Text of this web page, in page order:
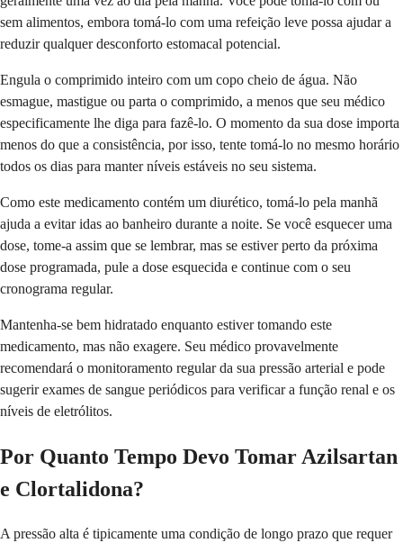
sem alimentos, embora tomá-lo com uma refeição leve possa ajudar a
reduzir qualquer desconforto estomacal potencial.
Engula o comprimido inteiro com um copo cheio de água. Não
esmague, mastigue ou parta o comprimido, a menos que seu médico
especificamente lhe diga para fazê-lo. O momento da sua dose importa
menos do que a consistência, por isso, tente tomá-lo no mesmo horário
todos os dias para manter níveis estáveis no seu sistema.
Como este medicamento contém um diurético, tomá-lo pela manhã
ajuda a evitar idas ao banheiro durante a noite. Se você esquecer uma
dose, tome-a assim que se lembrar, mas se estiver perto da próxima
dose programada, pule a dose esquecida e continue com o seu
cronograma regular.
Mantenha-se bem hidratado enquanto estiver tomando este
medicamento, mas não exagere. Seu médico provavelmente
recomendará o monitoramento regular da sua pressão arterial e pode
sugerir exames de sangue periódicos para verificar a função renal e os
níveis de eletrólitos.
Por Quanto Tempo Devo Tomar Azilsartan
e Clortalidona?
A pressão alta é tipicamente uma condição de longo prazo que requer